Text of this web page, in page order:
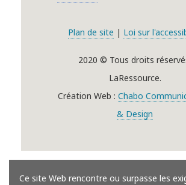
Plan de site | Loi sur
2020 © Tous droits
LaRessource.
Création Web : Chabo
& Design
Ce site Web rencontre ou surpasse les